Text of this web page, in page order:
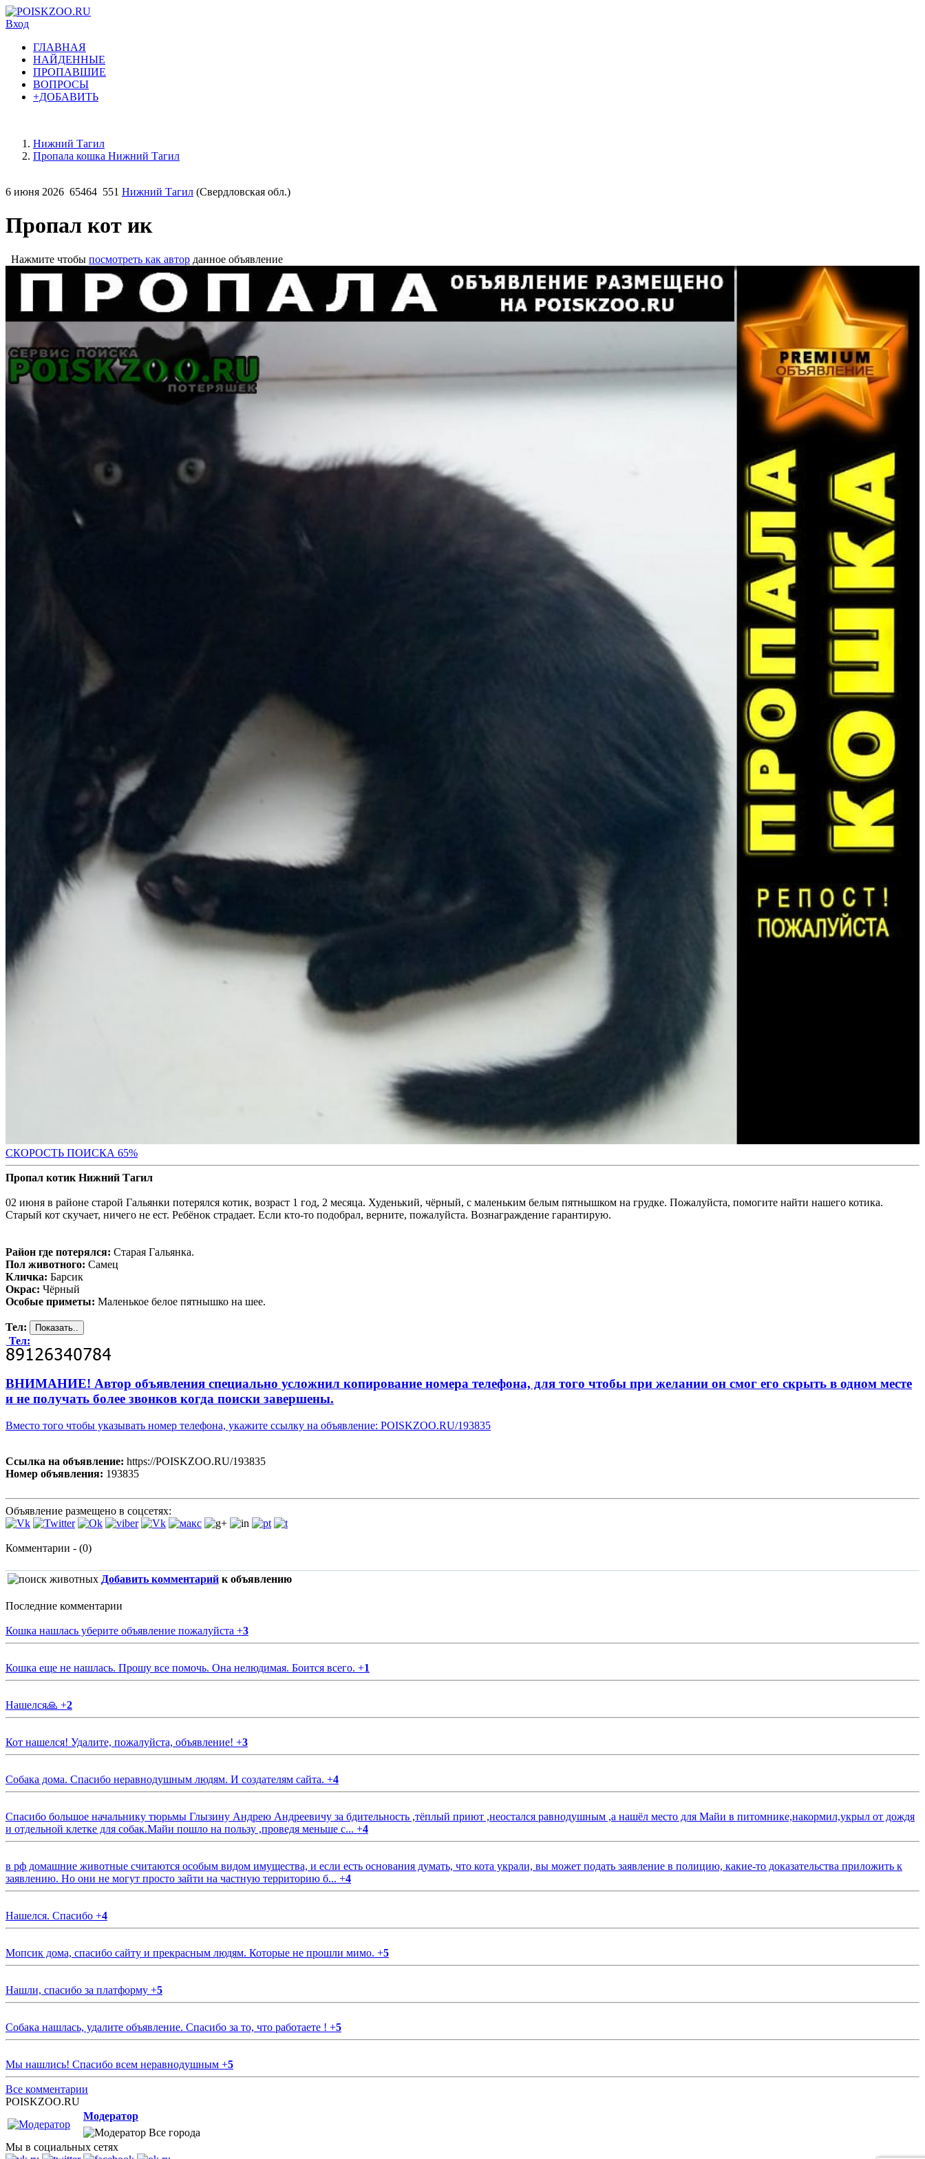
Вход
ГЛАВНАЯ
НАЙДЕННЫЕ
ПРОПАВШИЕ
ВОПРОСЫ
+ДОБАВИТЬ
Нижний Тагил
Пропала кошка Нижний Тагил
6 июня 2026 65464 551 Нижний Тагил (Свердловская обл.)
Пропал кот ик
Нажмите чтобы посмотреть как автор данное объявление
СКОРОСТЬ ПОИСКА 65%
Пропал котик Нижний Тагил
02 июня в районе старой Гальянки потерялся котик, возраст 1 год, 2 месяца. Худенький, чёрный, с маленьким белым пятнышком на грудке. Пожалуйста, помогите найти нашего котика.
Старый кот скучает, ничего не ест. Ребёнок страдает. Если кто-то подобрал, верните, пожалуйста. Вознаграждение гарантирую.
Район где потерялся: Старая Гальянка.
Пол животного: Самец
Кличка: Барсик
Окрас: Чёрный
Особые приметы: Маленькое белое пятнышко на шее.
Тел:
Тел:
ВНИМАНИЕ! Автор объявления специально усложнил копирование номера телефона, для того чтобы при желании он смог его скрыть в одном месте
и не получать более звонков когда поиски завершены.
Вместо того чтобы указывать номер телефона, укажите ссылку на объявление: POISKZOO.RU/193835
Ссылка на объявление: https://POISKZOO.RU/193835
Номер объявления: 193835
Объявление размещено в соцсетях:
Комментарии - (0)
Добавить комментарий к объявлению
Последние комментарии
Кошка нашлась уберите объявление пожалуйста +3
Кошка еще не нашлась. Прошу все помочь. Она нелюдимая. Боится всего. +1
Нашелся🙏 +2
Кот нашелся! Удалите, пожалуйста, объявление! +3
Собака дома. Спасибо неравнодушным людям. И создателям сайта. +4
Спасибо большое начальнику тюрьмы Глызину Андрею Андреевичу за бдительность ,тёплый приют ,неостался равнодушным ,а нашёл место для Майи в питомнике,накормил,укрыл от дождя
и отдельной клетке для собак.Майи пошло на пользу ,проведя меньше с... +4
в рф домашние животные считаются особым видом имущества, и если есть основания думать, что кота украли, вы может подать заявление в полицию, какие-то доказательства приложить к
заявлению. Но они не могут просто зайти на частную территорию б... +4
Нашелся. Спасибо +4
Мопсик дома, спасибо сайту и прекрасным людям. Которые не прошли мимо. +5
Нашли, спасибо за платформу +5
Собака нашлась, удалите объявление. Спасибо за то, что работаете ! +5
Мы нашлись! Спасибо всем неравнодушным +5
Все комментарии
POISKZOO.RU
Модератор
Все города
Мы в социальных сетях